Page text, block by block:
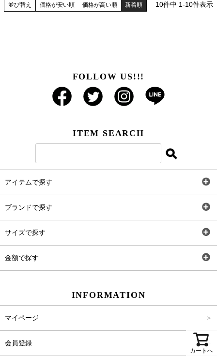
並び替え 価格が安い順 価格が高い順 新着順 10件中 1-10件表示
カートへ
FOLLOW US!!!
ITEM SEARCH
アイテムで探す
ブランドで探す
サイズで探す
金額で探す
INFORMATION
マイページ
会員登録